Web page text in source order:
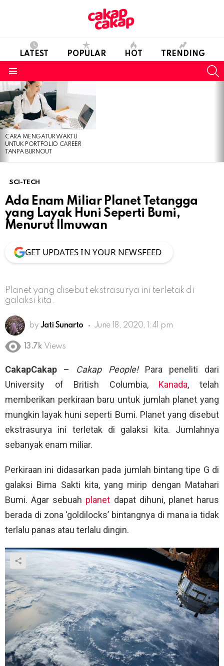
LATEST POPULAR HOT TRENDING
LATEST
STORIES
CARA MENGATUR WAKTU
UNTUK PORTFOLIO CAREER
TANPA BURNOUT
SCI-TECH
Ada Enam Miliar Planet Tetangga
yang Layak Huni Seperti Bumi,
Menurut Ilmuwan
GET UPDATES IN YOUR NEWSFEED
Planet yang disebut ekstrasurya ini terletak di
galaksi kita.
by Jati Sunarto June 18, 2020, 1:41 pm
13.7k Views
CakapCakap – Cakap People!Para peneliti dari
University of British Columbia, Kanada, telah
memberikan perkiraan baru untuk jumlah planet yang
mungkin layak huni seperti Bumi. Planet yang disebut
ekstrasurya ini terletak di galaksi kita. Jumlahnya
sebanyak enam miliar.
Perkiraan ini didasarkan pada jumlah bintang tipe G di
galaksi Bima Sakti kita, yang mirip dengan Matahari
Bumi. Agar sebuah planet dapat dihuni, planet harus
berada di zona ‘goldilocks’ bintangnya di mana ia tidak
terlalu panas atau terlalu dingin.